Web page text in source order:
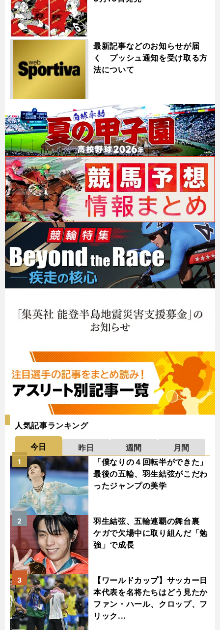
最新記事などのお知らせが届
く プッシュ通知を受け取る方
法について
人気記事ランキング
今日 昨日 週間
月間
「僕なりの４回転半ができた」
最後の五輪、羽生結弦がこだわ
ったジャンプの美学
1
羽生結弦、五輪連覇の舞台裏
ケガで欠場中に取り組んだ「勉
強」で成長
2
【ワールドカップ】サッカー日
本代表を名将たちはどう見たか
ファン・ハール、クロップ、フ
リック...
3